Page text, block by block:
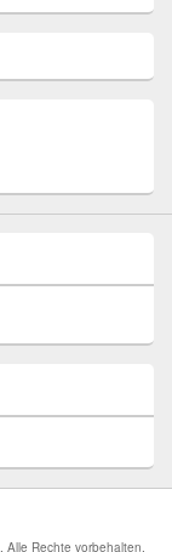
. Alle Rechte vorbehalten.